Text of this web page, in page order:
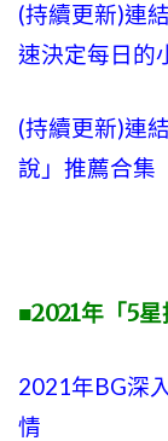
(持續更新)連
速決定每日的
(持續更新)連
說」推薦合集
■2021年「5
2021年BG深
情